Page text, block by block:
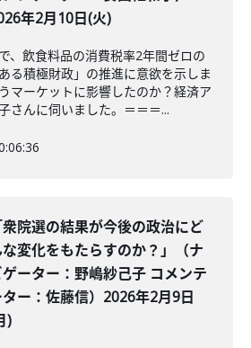
年2月10日(火)
、飲食料品の消費税率2年間ゼロの
る積極財政」の推進に意欲を示しま
マーケットに影響したのか？経済ア
さんに伺いました。＝＝＝...
衆院選の結果が今後の政治にど
な変化をもたらすのか？」（ナ
ゲーター：野嶋紗己子 コメンテ
ター：佐藤信）2026年2月9日
)